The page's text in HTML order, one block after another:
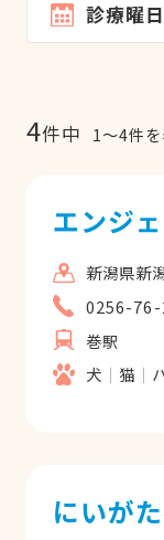
診療曜日
4件中 1〜4件
エンジ
新潟県新
0256-76-
巻駅
犬
猫
にいが